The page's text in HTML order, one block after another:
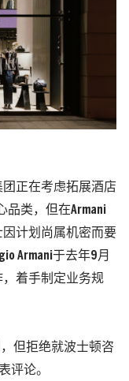
正在考虑拓展酒店
品类，但在Armani
计划尚属机密而要
Armani于去年9月
着手制定业务规
但拒绝就波士顿咨
评论。